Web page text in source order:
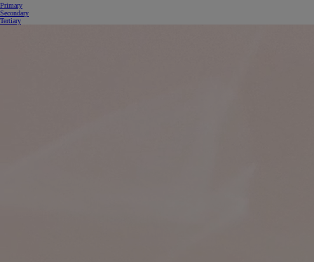
Primary
Secondary
Tertiary